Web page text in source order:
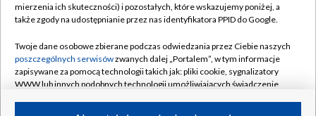
Naziemna Telewizja Cyfrowa
Rada Programowa
System NOS
Informacje o nadawcy
Pomoc
Kontakt
Kanały
mierzenia ich skuteczności) i pozostałych, które wskazujemy poniżej, a
także zgody na udostępnianie przez nas identyfikatora PPID do Google.
Twoje dane osobowe zbierane podczas odwiedzania przez Ciebie naszych
poszczególnych serwisówzwanych dalej „Portalem”, w tym informacje
zapisywane za pomocą technologii takich jak: pliki cookie, sygnalizatory
WWW lub innych podobnych technologii umożliwiających świadczenie